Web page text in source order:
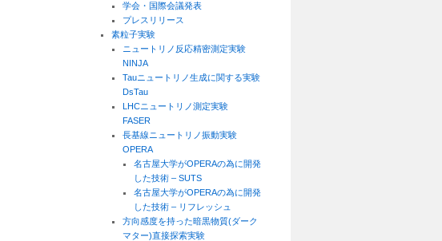
学会・国際会議発表
プレスリリース
素粒子実験
ニュートリノ反応精密測定実験
NINJA
Tauニュートリノ生成に関する実験
DsTau
LHCニュートリノ測定実験
FASER
長基線ニュートリノ振動実験
OPERA
名古屋大学がOPERAの為に開発
した技術 – SUTS
名古屋大学がOPERAの為に開発
した技術 – リフレッシュ
方向感度を持った暗黒物質(ダーク
マター)直接探索実験